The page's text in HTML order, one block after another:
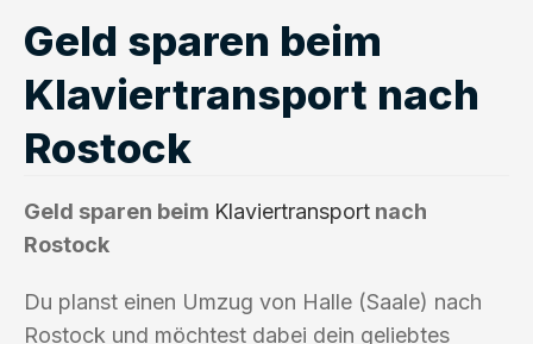
Geld sparen beim
Klaviertransport nach
Rostock
Geld sparen beim Klaviertransport nach
Rostock
Du planst einen Umzug von Halle (Saale) nach
Rostock und möchtest dabei dein geliebtes